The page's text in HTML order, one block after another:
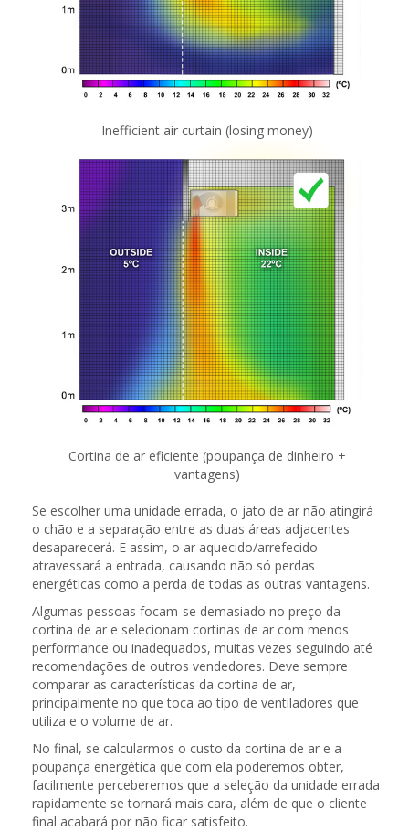
Inefficient air curtain (losing money)
Cortina de ar eficiente (poupança de dinheiro +
vantagens)
Se escolher uma unidade errada, o jato de ar não atingirá
o chão e a separação entre as duas áreas adjacentes
desaparecerá. E assim, o ar aquecido/arrefecido
atravessará a entrada, causando não só perdas
energéticas como a perda de todas as outras vantagens.
Algumas pessoas focam-se demasiado no preço da
cortina de ar e selecionam cortinas de ar com menos
performance ou inadequados, muitas vezes seguindo até
recomendações de outros vendedores. Deve sempre
comparar as características da cortina de ar,
principalmente no que toca ao tipo de ventiladores que
utiliza e o volume de ar.
No final, se calcularmos o custo da cortina de ar e a
poupança energética que com ela poderemos obter,
facilmente perceberemos que a seleção da unidade errada
rapidamente se tornará mais cara, além de que o cliente
final acabará por não ficar satisfeito.